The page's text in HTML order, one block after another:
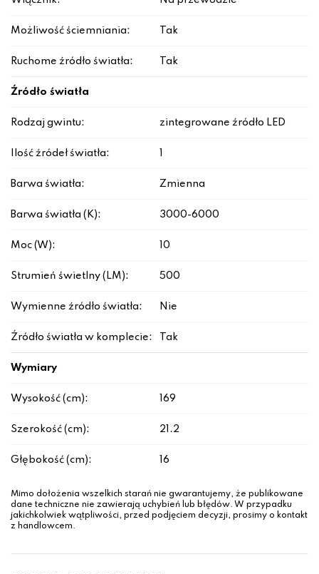
Możliwość ściemniania: Tak
Ruchome źródło światła: Tak
Źródło światła
Rodzaj gwintu: zintegrowane źródło LED
Ilość źródeł światła:
Barwa światła: Zmienna
Barwa światła (K): 3000-6000
Moc (W): 10
Strumień świetlny (LM): 500
Wymienne źródło światła: Nie
Źródło światła w komplecie: Tak
Wymiary
Wysokość (cm): 169
Szerokość (cm): 21.2
Głębokość (cm): 16
Mimo dołożenia wszelkich starań nie gwarantujemy, że publikowane
dane techniczne nie zawierają uchybień lub błędów. W przypadku
jakichkolwiek wątpliwości, przed podjęciem decyzji, prosimy o kontakt
z handlowcem.